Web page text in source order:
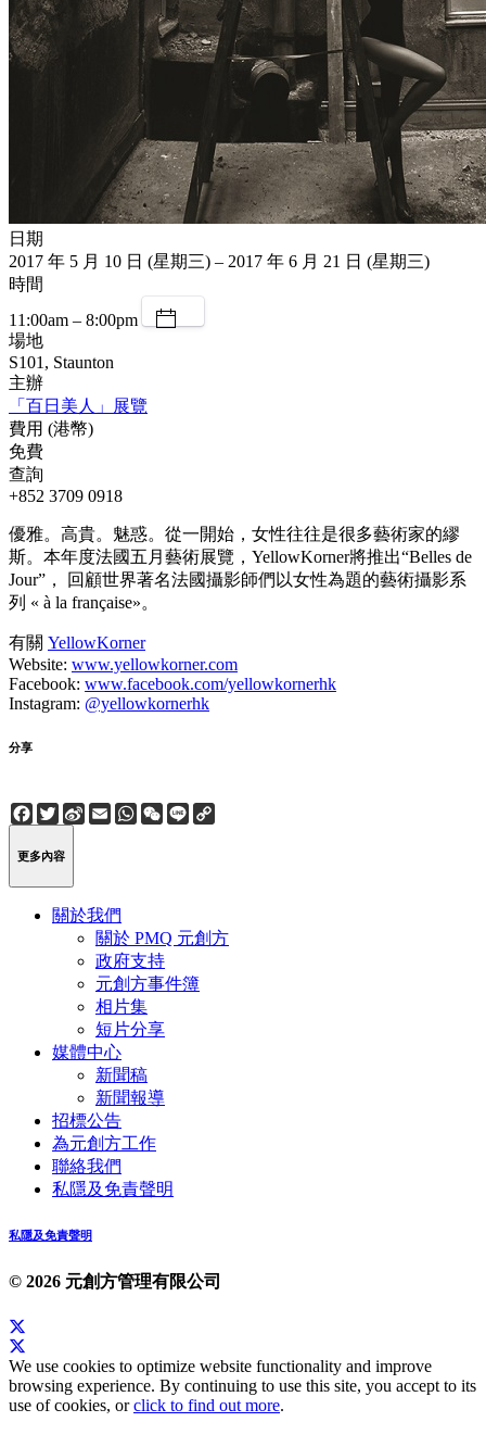
日期
2017 年 5 月 10 日 (星期三) – 2017 年 6 月 21 日 (星期三)
時間
11:00am – 8:00pm
場地
S101, Staunton
主辦
「百日美人」展覽
費用 (港幣)
免費
查詢
+852 3709 0918
優雅。高貴。魅惑。從一開始，女性往往是很多藝術家的繆
斯。本年度法國五月藝術展覽，YellowKorner將推出“Belles de
Jour”， 回顧世界著名法國攝影師們以女性為題的藝術攝影系
列 « à la française»。
有關 YellowKorner
Website: www.yellowkorner.com
Facebook: www.facebook.com/yellowkornerhk
Instagram: @yellowkornerhk
分享
Facebook
Twitter
Sina
Weibo
EmailWhatsApp
WeChat
Line
更多內容
關於我們
關於 PMQ 元創方
政府支持
元創方事件簿
相片集
短片分享
媒體中心
新聞稿
新聞報導
招標公告
為元創方工作
聯絡我們
私隱及免責聲明
私隱及免責聲明
© 2026 元創方管理有限公司
We use cookies to optimize website functionality and improve
browsing experience. By continuing to use this site, you accept to its
use of cookies, orclick to find out more.